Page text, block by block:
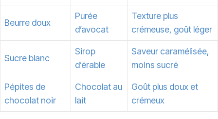
Beurre doux
Purée
d’avocat
Texture plus
crémeuse, goût léger
Sucre blanc
Sirop
d’érable
Saveur caramélisée,
moins sucré
Pépites de
chocolat noir
Chocolat au
lait
Goût plus doux et
crémeux